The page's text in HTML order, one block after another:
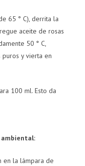
65 ° C), derrita la
aceite de rosas
50 ° C,
y vierta en
100 ml. Esto da
en la lámpara de